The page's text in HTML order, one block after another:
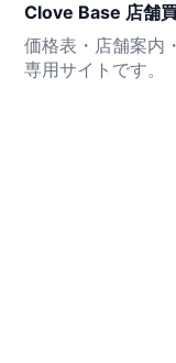
Clove Base 店舗
価格表・店舗案内
専用サイトです。